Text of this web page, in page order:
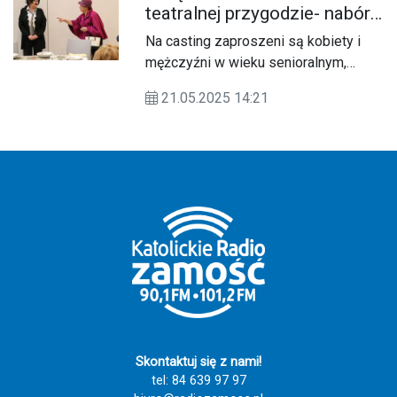
teatralnej przygodzie- nabór
do teatru
Na casting zaproszeni są kobiety i
mężczyźni w wieku senioralnym,
umiejętności sceniczne, ale przede
w gronie rówieśników.
21.05.2025 14:21
Skontaktuj się z nami!
tel: 84 639 97 97